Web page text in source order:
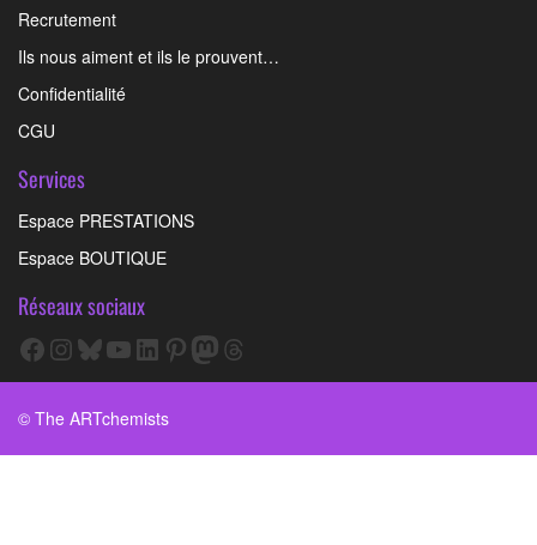
Recrutement
Ils nous aiment et ils le prouvent…
Confidentialité
CGU
Services
Espace PRESTATIONS
Espace BOUTIQUE
Réseaux sociaux
Facebook
Instagram
Bluesky
YouTube
LinkedIn
Pinterest
Mastodon
Threads
© The ARTchemists